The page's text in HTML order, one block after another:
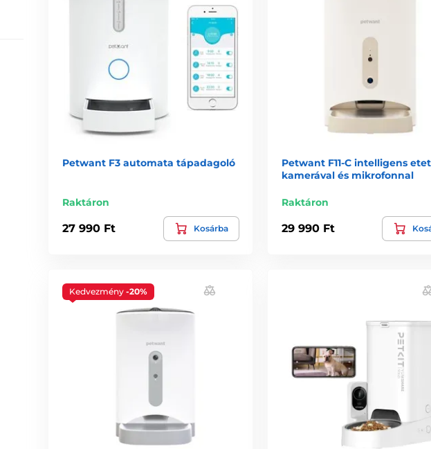
Petwant F3 automata tápadagoló
Raktáron
27 990 Ft Kosárba
Petwant F11-C intelligens
kamerával és mikrofonnal
Raktáron
29 990 Ft
Kedvezmény -20%